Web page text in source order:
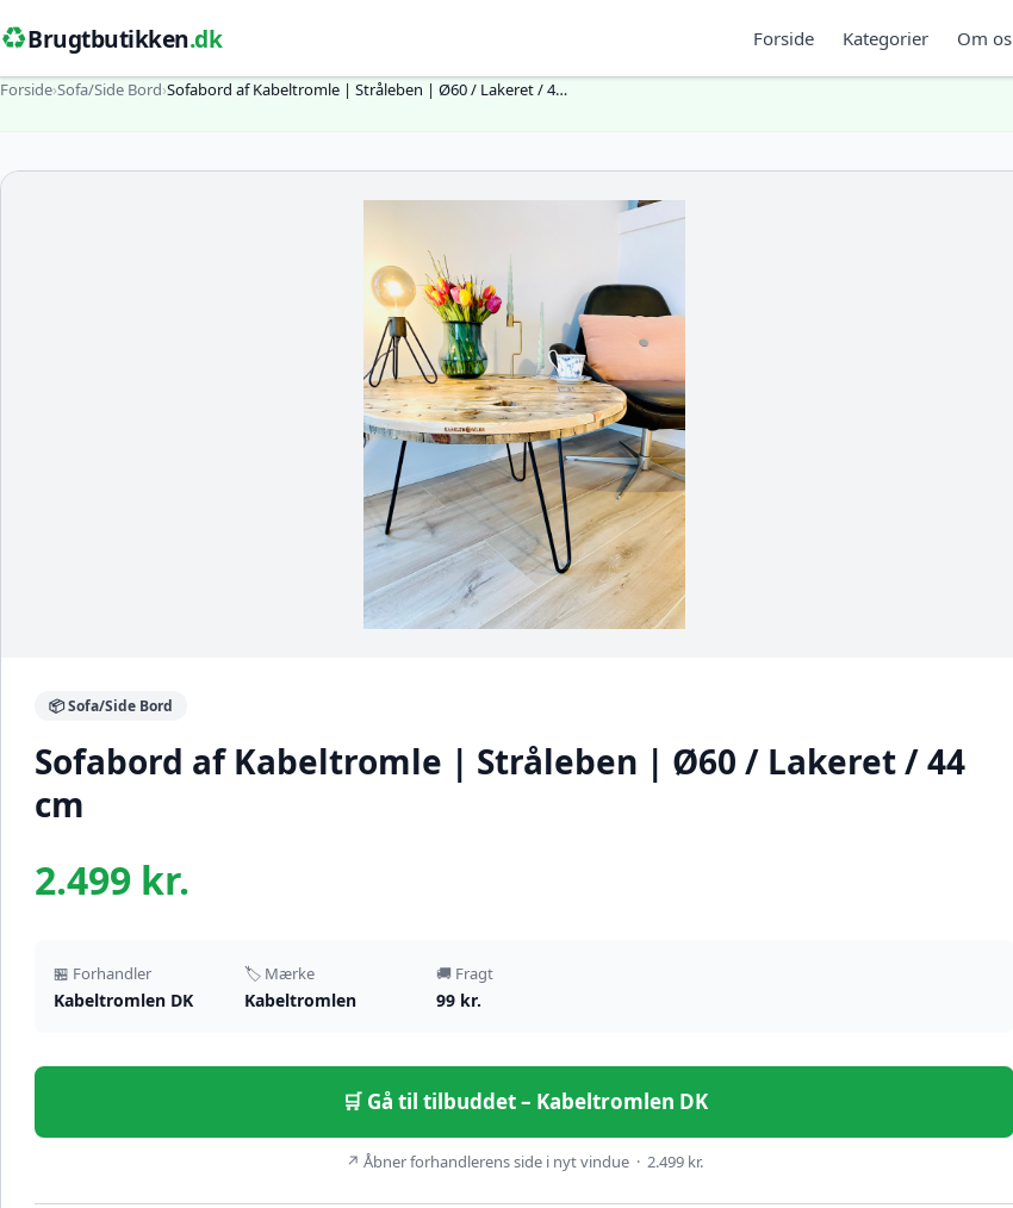
♻️Brugtbutikken.dk Forside Kategorier Om os
Forside›Sofa/Side Bord›Sofabord af Kabeltromle | Stråleben | Ø60 / Lakeret / 4…
📦 Sofa/Side Bord
Sofabord af Kabeltromle | Stråleben | Ø60 / Lakeret / 44
cm
2.499 kr.
🏪 Forhandler
Kabeltromlen DK
🏷️ Mærke
Kabeltromlen
🚚 Fragt
99 kr.
🛒 Gå til tilbuddet – Kabeltromlen DK
↗ Åbner forhandlerens side i nyt vindue · 2.499 kr.